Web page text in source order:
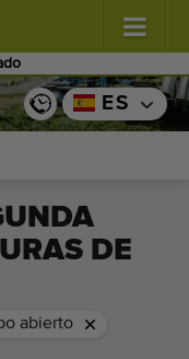
ES
DE
abierto